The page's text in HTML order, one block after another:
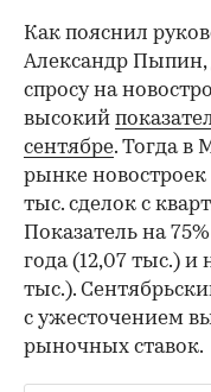
Как пояснил
Александр Пыпин,
спросу на
высокий
сентябре. Тогда в
рынке новостроек
тыс. сделок с
Показатель на
года (12,07 тыс.) и
тыс.).
с ужесточением
рыночных ставок.